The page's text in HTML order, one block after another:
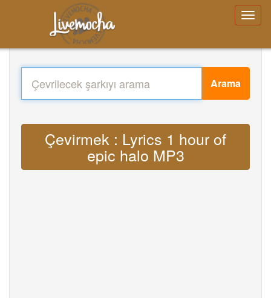
Arama
Çevirmek : Lyrics 1 hour of
epic halo MP3